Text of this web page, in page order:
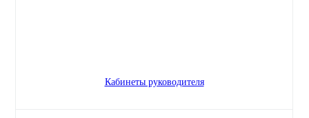
Кабинеты руководителя